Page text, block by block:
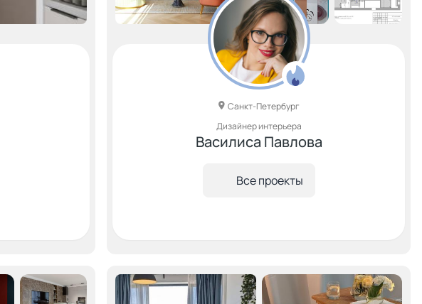
Санкт-Петербург
Дизайнер интерьера
Василиса Павлова
Все проекты